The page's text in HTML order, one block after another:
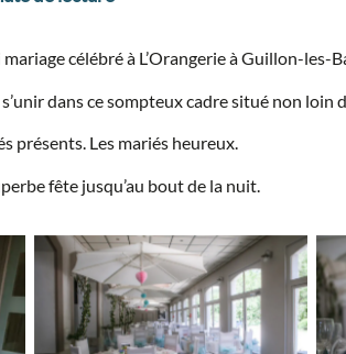
célébré à L’Orangerie à Guillon-les-
dans ce sompteux cadre situé non loin
présents. Les mariés heureux.
fête jusqu’au bout de la nuit.